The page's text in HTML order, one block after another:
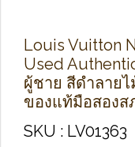
Louis Vuitton
Used
ผู้ชาย สีดำลายไ
ของแท้มือสองส
SKU : LV01363